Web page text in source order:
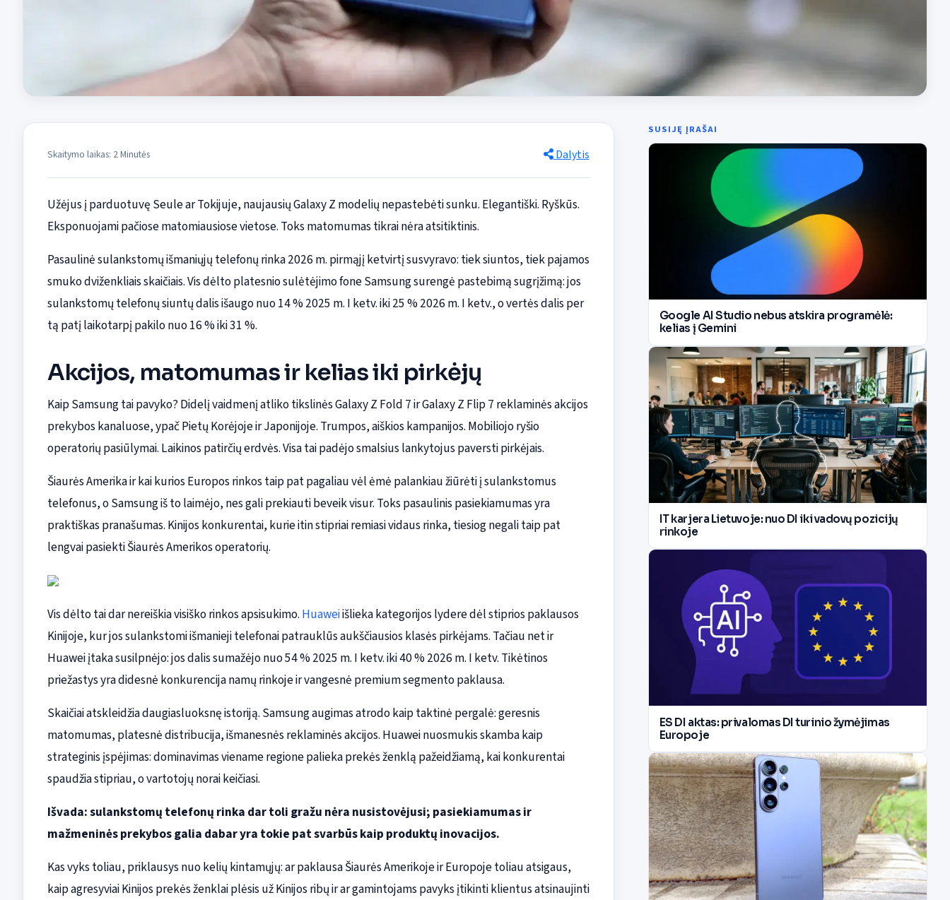
Skaitymo laikas: 2 Minutės Dalytis
Užėjus į parduotuvę Seule ar Tokijuje, naujausių Galaxy Z modelių nepastebėti sunku. Elegantiški. Ryškūs.
Eksponuojami pačiose matomiausiose vietose. Toks matomumas tikrai nėra atsitiktinis.
Pasaulinė sulankstomų išmaniųjų telefonų rinka 2026 m. pirmąjį ketvirtį susvyravo: tiek siuntos, tiek pajamos
smuko dviženkliais skaičiais. Vis dėlto platesnio sulėtėjimo fone Samsung surengė pastebimą sugrįžimą: jos
sulankstomų telefonų siuntų dalis išaugo nuo 14 % 2025 m. I ketv. iki 25 % 2026 m. I ketv., o vertės dalis per
tą patį laikotarpį pakilo nuo 16 % iki 31 %.
Akcijos, matomumas ir kelias iki pirkėjų
Kaip Samsung tai pavyko? Didelį vaidmenį atliko tikslinės Galaxy Z Fold 7 ir Galaxy Z Flip 7 reklaminės akcijos
prekybos kanaluose, ypač Pietų Korėjoje ir Japonijoje. Trumpos, aiškios kampanijos. Mobiliojo ryšio
operatorių pasiūlymai. Laikinos patirčių erdvės. Visa tai padėjo smalsius lankytojus paversti pirkėjais.
Šiaurės Amerika ir kai kurios Europos rinkos taip pat pagaliau vėl ėmė palankiau žiūrėti į sulankstomus
telefonus, o Samsung iš to laimėjo, nes gali prekiauti beveik visur. Toks pasaulinis pasiekiamumas yra
praktiškas pranašumas. Kinijos konkurentai, kurie itin stipriai remiasi vidaus rinka, tiesiog negali taip pat
lengvai pasiekti Šiaurės Amerikos operatorių.
Vis dėlto tai dar nereiškia visiško rinkos apsisukimo. Huaweiišlieka kategorijos lydere dėl stiprios paklausos
Kinijoje, kur jos sulankstomi išmanieji telefonai patrauklūs aukščiausios klasės pirkėjams. Tačiau net ir
Huawei įtaka susilpnėjo: jos dalis sumažėjo nuo 54 % 2025 m. I ketv. iki 40 % 2026 m. I ketv. Tikėtinos
priežastys yra didesnė konkurencija namų rinkoje ir vangesnė premium segmento paklausa.
Skaičiai atskleidžia daugiasluoksnę istoriją. Samsung augimas atrodo kaip taktinė pergalė: geresnis
matomumas, platesnė distribucija, išmanesnės reklaminės akcijos. Huawei nuosmukis skamba kaip
strateginis įspėjimas: dominavimas viename regione palieka prekės ženklą pažeidžiamą, kai konkurentai
spaudžia stipriau, o vartotojų norai keičiasi.
Išvada: sulankstomų telefonų rinka dar toli gražu nėra nusistovėjusi; pasiekiamumas ir
mažmeninės prekybos galia dabar yra tokie pat svarbūs kaip produktų inovacijos.
Kas vyks toliau, priklausys nuo kelių kintamųjų: ar paklausa Šiaurės Amerikoje ir Europoje toliau atsigaus,
kaip agresyviai Kinijos prekės ženklai plėsis už Kinijos ribų ir ar gamintojams pavyks įtikinti klientus atsinaujinti
SUSIJĘ ĮRAŠAI
Google AI Studio nebus atskira programėlė:
kelias į Gemini
IT karjera Lietuvoje: nuo DI iki vadovų pozicijų
rinkoje
ES DI aktas: privalomas DI turinio žymėjimas
Europoje